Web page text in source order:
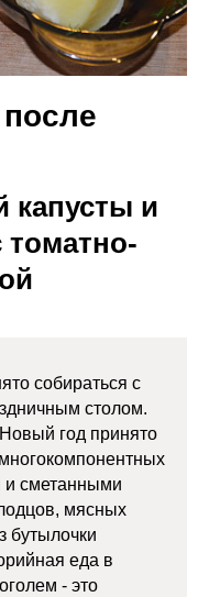
капусты и
собираться с
столом.
год принято
и сметанными
мясных
бутылочки
еда в
- это